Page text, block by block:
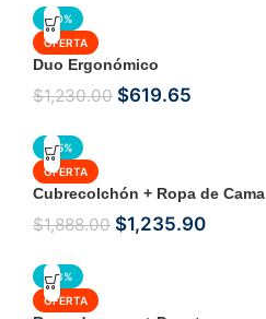
-50%
OFERTA
Duo Ergonómico
$1,230.00 $619.65
-35%
OFERTA
Cubrecolchón + Ropa de Cama
$1,888.00 $1,235.90
-23%
OFERTA